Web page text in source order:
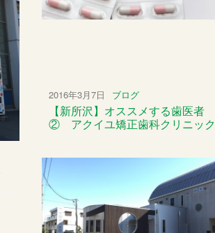
2016年3月7日 ブログ
【新所沢】オススメする歯医者
② アクイユ矯正歯科クリニック